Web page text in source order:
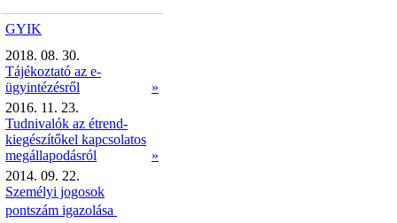
GYIK
2018. 08. 30.
Tájékoztató az e-
ügyintézésről
»
2016. 11. 23.
Tudnivalók az étrend-
kiegészítőkel kapcsolatos
megállapodásról
»
2014. 09. 22.
Személyi jogosok
pontszám igazolása 